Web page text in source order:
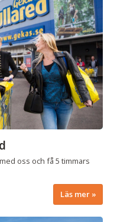
oss och få 5 timmars
Läs mer